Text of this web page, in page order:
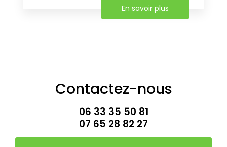
En savoir plus
Contactez-nous
06 33 35 50 81
07 65 28 82 27